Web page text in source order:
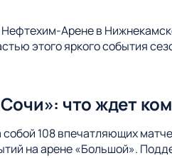
Арене в
этого яркого события
что ждет
108 впечатляющих
на арене «Большой».